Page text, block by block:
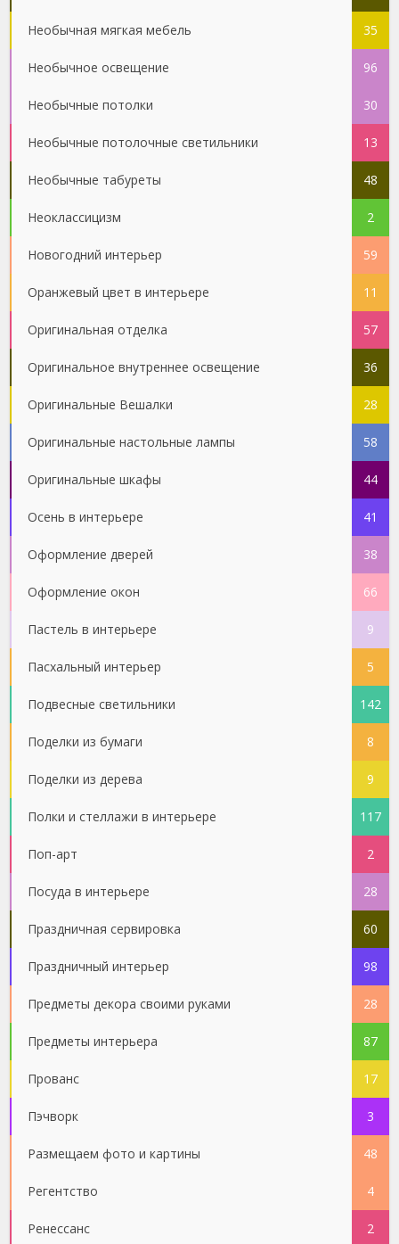
Необычная мягкая мебель 35
Необычное освещение 96
Необычные потолки 30
Необычные потолочные светильники 13
Необычные табуреты 48
Неоклассицизм 2
Новогодний интерьер 59
Оранжевый цвет в интерьере 11
Оригинальная отделка 57
Оригинальное внутреннее освещение 36
Оригинальные Вешалки 28
Оригинальные настольные лампы 58
Оригинальные шкафы 44
Осень в интерьере 41
Оформление дверей 38
Оформление окон 66
Пастель в интерьере 9
Пасхальный интерьер 5
Подвесные светильники 142
Поделки из бумаги 8
Поделки из дерева 9
Полки и стеллажи в интерьере 117
Поп-арт 2
Посуда в интерьере 28
Праздничная сервировка 60
Праздничный интерьер 98
Предметы декора своими руками 28
Предметы интерьера 87
Прованс 17
Пэчворк 3
Размещаем фото и картины 48
Регентство 4
Ренессанс 2